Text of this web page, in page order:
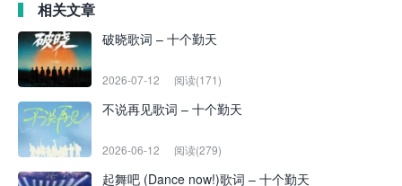
相关文章
破晓歌词 – 十个勤天
2026-07-12 阅读(171)
不说再见歌词 – 十个勤天
2026-06-12 阅读(279)
起舞吧 (Dance now!)歌词 – 十个勤天